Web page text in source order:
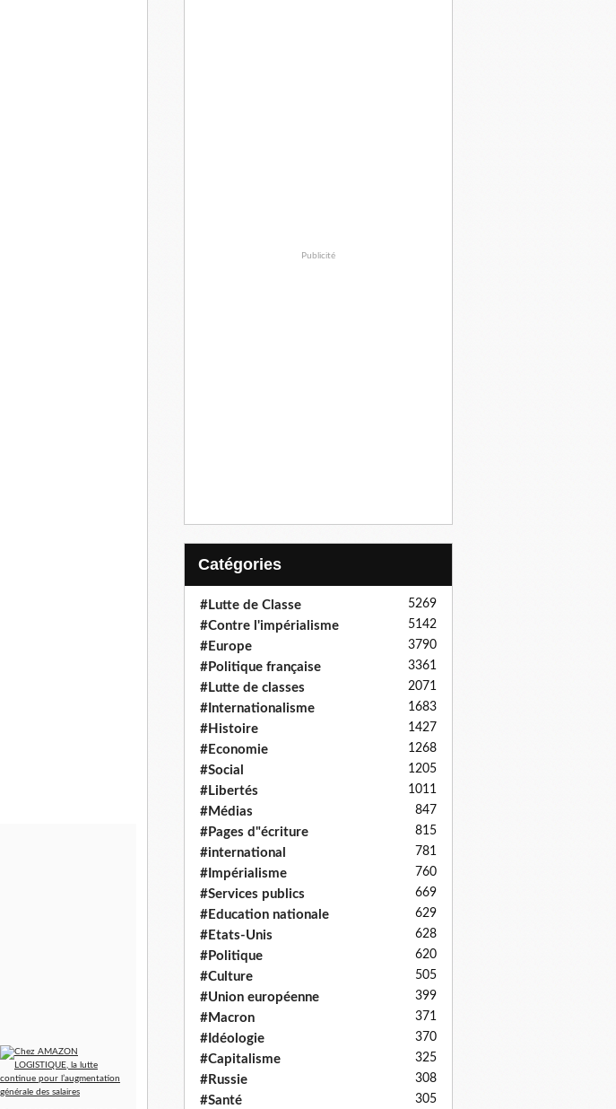
Publicité
Catégories
#Lutte de Classe 5269
#Contre l'impérialisme 5142
#Europe 3790
#Politique française 3361
#Lutte de classes 2071
#Internationalisme 1683
#Histoire 1427
#Economie 1268
#Social 1205
#Libertés 1011
#Médias 847
#Pages d"écriture 815
#international 781
#Impérialisme 760
#Services publics 669
#Education nationale 629
#Etats-Unis 628
#Politique 620
#Culture 505
#Union européenne 399
#Macron 371
#Idéologie 370
#Capitalisme 325
#Russie 308
#Santé 305